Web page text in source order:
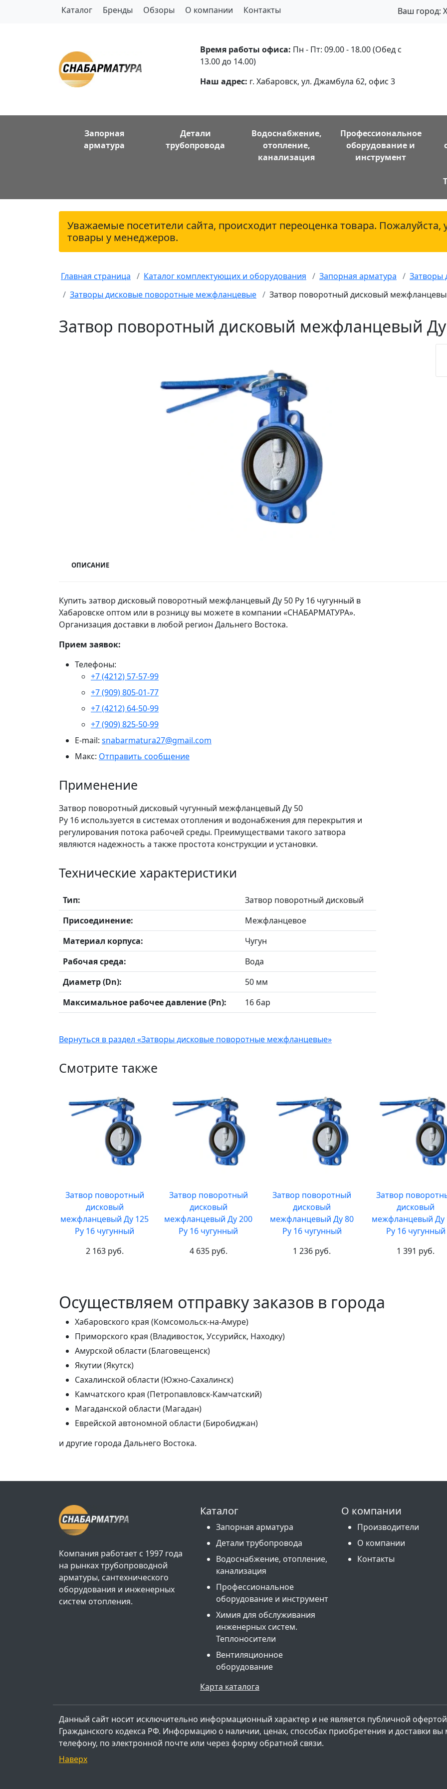
Каталог Бренды Обзоры О компании Контакты Ваш город:
Время работы офиса: Пн - Пт: 09.00 - 18.00 (Обед с
13.00 до 14.00)
Наш адрес: г. Хабаровск, ул. Джамбула 62, офис 3
Запорная
арматура
Детали
трубопровода
Водоснабжение,
отопление,
канализация
Профессиональное
оборудование и
инструмент
Уважаемые посетители сайта, происходит переоценка товара.
товары у менеджеров.
Главная страница Каталог комплектующих и оборудования Запорная арматура
Затворы
Затворы дисковые поворотные межфланцевые
Затвор поворотный дисковый
Затвор поворотный дисковый межфланцевый Ду
ОПИСАНИЕ
Купить затвор дисковый поворотный межфланцевый Ду 50 Ру 16 чугунный в
Хабаровске оптом или в розницу вы можете в компании «СНАБАРМАТУРА».
Организация доставки в любой регион Дальнего Востока.
Прием заявок:
Телефоны:
+7 (4212) 57-57-99
+7 (909) 805-01-77
+7 (4212) 64-50-99
+7 (909) 825-50-99
E-mail: snabarmatura27@gmail.com
Макс: Отправить сообщение
Применение
Затвор поворотный дисковый чугунный межфланцевый Ду 50
Ру 16 используется в системах отопления и водонабжения для перекрытия и
регулирования потока рабочей среды. Преимуществами такого затвора
являются надежность а также простота конструкции и установки.
Технические характеристики
Тип:
Затвор поворотный дисковый
Присоединение:
Межфланцевое
Материал корпуса:
Чугун
Рабочая среда:
Вода
Диаметр (Dn):
50 мм
Максимальное рабочее давление (Pn):
16 бар
Вернуться в раздел «Затворы дисковые поворотные межфланцевые»
Смотрите также
Затвор поворотный
дисковый
межфланцевый Ду 125
Ру 16 чугунный
2 163 руб.
Затвор поворотный
дисковый
межфланцевый Ду 200
Ру 16 чугунный
4 635 руб.
Затвор поворотный
дисковый
межфланцевый Ду 80
Ру 16 чугунный
1 236 руб.
Затвор
дисковый
межфланцевый Ду
Ру 16 чугунный
1 391 руб.
Осуществляем отправку заказов в города
Хабаровского края (Комсомольск-на-Амуре)
Приморского края (Владивосток, Уссурийск, Находку)
Амурской области (Благовещенск)
Якутии (Якутск)
Сахалинской области (Южно-Сахалинск)
Камчатского края (Петропавловск-Камчатский)
Магаданской области (Магадан)
Еврейской автономной области (Биробиджан)
и другие города Дальнего Востока.
Компания работает с 1997 года
на рынках трубопроводной
арматуры, сантехнического
оборудования и инженерных
систем отопления.
Каталог
Запорная арматура
Детали трубопровода
Водоснабжение, отопление,
канализация
Профессиональное
оборудование и инструмент
Химия для обслуживания
инженерных систем.
Теплоносители
Вентиляционное
оборудование
Карта каталога
О компании
Производители
О компании
Контакты
Данный сайт носит исключительно информационный характер и не является публичной
Гражданского кодекса РФ. Информацию о наличии, ценах, способах приобретения и доставки
телефону, по электронной почте или через форму обратной связи.
Наверх